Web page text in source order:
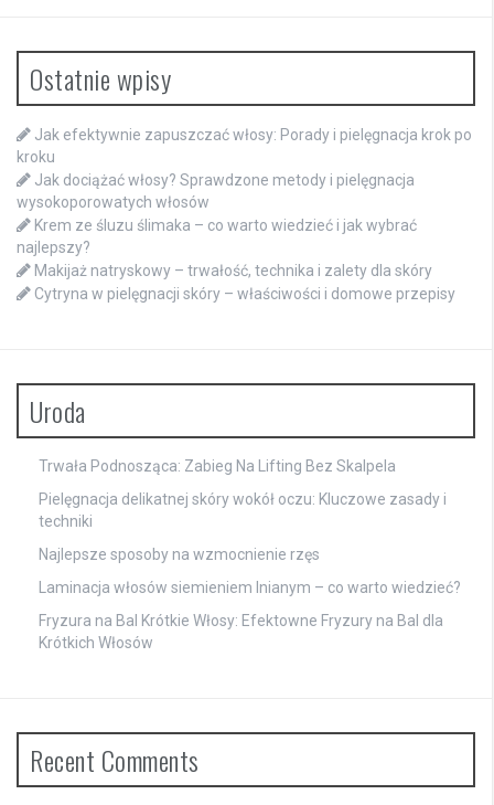
Ostatnie wpisy
Jak efektywnie zapuszczać włosy: Porady i pielęgnacja krok po
kroku
Jak dociążać włosy? Sprawdzone metody i pielęgnacja
wysokoporowatych włosów
Krem ze śluzu ślimaka – co warto wiedzieć i jak wybrać
najlepszy?
Makijaż natryskowy – trwałość, technika i zalety dla skóry
Cytryna w pielęgnacji skóry – właściwości i domowe przepisy
Uroda
Trwała Podnosząca: Zabieg Na Lifting Bez Skalpela
Pielęgnacja delikatnej skóry wokół oczu: Kluczowe zasady i
techniki
Najlepsze sposoby na wzmocnienie rzęs
Laminacja włosów siemieniem lnianym – co warto wiedzieć?
Fryzura na Bal Krótkie Włosy: Efektowne Fryzury na Bal dla
Krótkich Włosów
Recent Comments